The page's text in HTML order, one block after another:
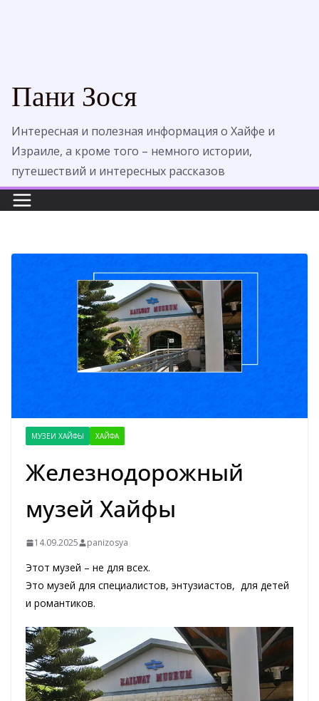
Пани Зося
Интересная и полезная информация о Хайфе и
Израиле, а кроме того – немного истории,
путешествий и интересных рассказов
МУЗЕИ ХАЙФЫ ХАЙФА
Железнодорожный
музей Хайфы
14.09.2025 panizosya
Этот музей – не для всех.
Это музей для специалистов, энтузиастов, для детей
и романтиков.